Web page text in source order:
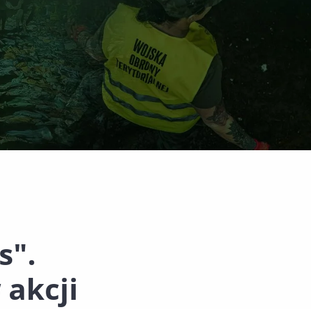
Zarządzanie Kryzysowe
z listą publikacji o kategorii Feniks
akcji